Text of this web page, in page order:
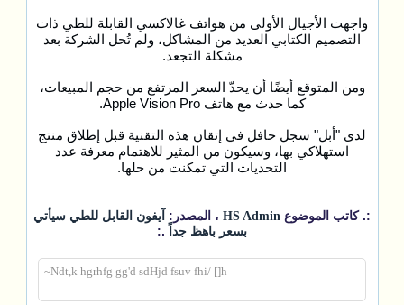
واجهت الأجيال الأولى من هواتف غالاكسي القابلة للطي ذات
التصميم الكتابي العديد من المشاكل، ولم تُحل الشركة بعد
مشكلة التجعد.
ومن المتوقع أيضًا أن يحدّ السعر المرتفع من حجم المبيعات،
كما حدث مع هاتف Apple Vision Pro.
لدى "أبل" سجل حافل في إتقان هذه التقنية قبل إطلاق منتج
استهلاكي بها، وسيكون من المثير للاهتمام معرفة عدد
التحديات التي تمكنت من حلها.
:. كاتب الموضوع HS Admin ، المصدر: آيفون القابل للطي سيأتي
بسعر باهظ جداً .:
Ndt,k hgrhfg gg'd sdHjd fsuv fhi/ []h~